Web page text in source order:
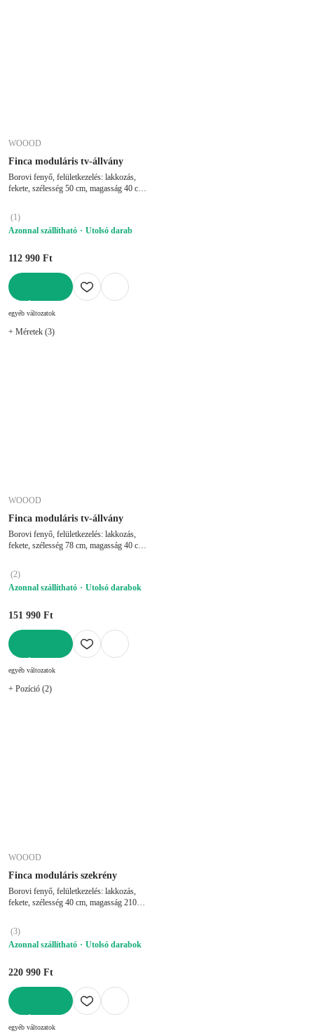
WOOOD
Finca moduláris tv-állvány
Borovi fenyő, felületkezelés: lakkozás,
fekete, szélesség 50 cm, magasság 40 cm,
(1)
Azonnal szállítható
Utolsó darab
112 990 Ft
egyéb változatok
+ Méretek (3)
WOOOD
Finca moduláris tv-állvány
Borovi fenyő, felületkezelés: lakkozás,
fekete, szélesség 78 cm, magasság 40 cm,
(2)
Azonnal szállítható
Utolsó darabok
151 990 Ft
egyéb változatok
+ Pozíció (2)
WOOOD
Finca moduláris szekrény
Borovi fenyő, felületkezelés: lakkozás,
fekete, szélesség 40 cm, magasság 210
(3)
Azonnal szállítható
Utolsó darabok
220 990 Ft
egyéb változatok